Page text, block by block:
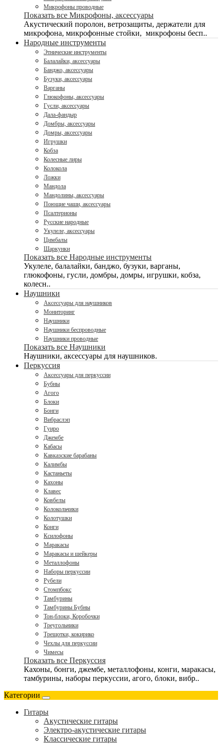
Микрофоны проводные
Показать все Микрофоны, аксессуары
Акустический поролон, ветрозащиты, держатели для
микрофона, микрофонные стойки, микрофоны бесп..
Народные инструменты
Этнические инструменты
Балалайки, аксессуары
Банджо, аксессуары
Бузуки, аксессуары
Варганы
Глюкофоны, аксессуары
Гусли, аксессуары
Дала-фандыр
Домбры, аксессуары
Домры, аксессуары
Игрушки
Кобза
Колесные лиры
Колокола
Ложки
Мандола
Мандолины, аксессуары
Поющие чаши, аксессуары
Псалтерионы
Русские народные
Укулеле, аксессуары
Цимбалы
Шаркунки
Показать все Народные инструменты
Укулеле, балалайки, банджо, бузуки, варганы,
глюкофоны, гусли, домбры, домры, игрушки, кобза,
колесн..
Наушники
Аксессуары для наушников
Мониторинг
Наушники
Наушники беспроводные
Наушники проводные
Показать все Наушники
Наушники, аксессуары для наушников.
Перкуссия
Аксессуары для перкуссии
Бубны
Агого
Блоки
Бонги
Вибраслэп
Гуиро
Джембе
Кабасы
Кавказские барабаны
Калимбы
Кастаньеты
Кахоны
Клавес
Ковбелы
Колокольчики
Колотушки
Конги
Ксилофоны
Маракасы
Маракасы и шейкеры
Металлофоны
Наборы перкуссии
Рубели
Стомпбокс
Тамбурины
Тамбурины Бубны
Тон-блоки, Коробочки
Треугольники
Трещотки, кокирико
Чехлы для перкуссии
Чимесы
Показать все Перкуссия
Кахоны, бонги, джембе, металлофоны, конги, маракасы,
тамбурины, наборы перкуссии, агого, блоки, вибр..
Категории
Гитары
Акустические гитары
Электро-акустические гитары
Классические гитары